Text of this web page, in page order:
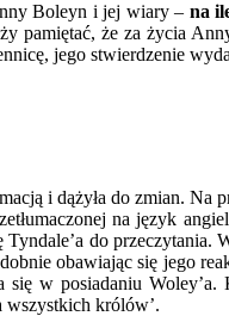
Boleyn i jej wiary – na
pamiętać, że za życia
jego stwierdzenie
i dążyła do zmian. Na
na język
do przeczytania.
obawiając się jego
w posiadaniu
wszystkich królów’.